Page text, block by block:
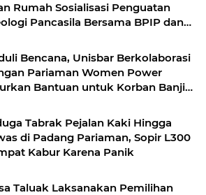
Rumah Sosialisasi Penguatan
Pancasila Bersama BPIP dan
Bencana, Unisbar Berkolaborasi
Pariaman Women Power
Bantuan untuk Korban Banjir
Tabrak Pejalan Kaki Hingga
di Padang Pariaman, Sopir L300
Kabur Karena Panik
Taluak Laksanakan Pemilihan